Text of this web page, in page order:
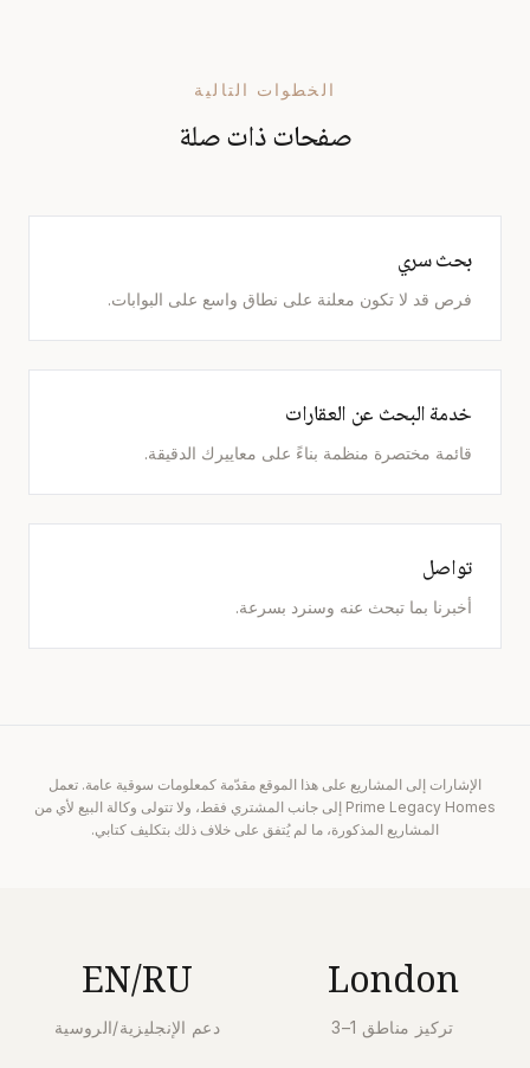
الخطوات التالية
صفحات ذات صلة
بحث سري
فرص قد لا تكون معلنة على نطاق واسع على البوابات.
خدمة البحث عن العقارات
قائمة مختصرة منظمة بناءً على معاييرك الدقيقة.
تواصل
أخبرنا بما تبحث عنه وسنرد بسرعة.
الإشارات إلى المشاريع على هذا الموقع مقدّمة كمعلومات سوقية عامة. تعمل
Prime Legacy Homes إلى جانب المشتري فقط، ولا تتولى وكالة البيع لأي من
المشاريع المذكورة، ما لم يُتفق على خلاف ذلك بتكليف كتابي.
London
تركيز مناطق 1–3
EN/RU
دعم الإنجليزية/الروسية